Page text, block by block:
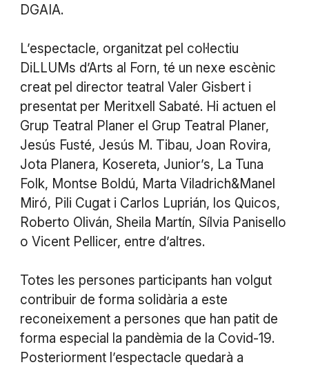
DGAIA.
L’espectacle, organitzat pel col·lectiu
DiLLUMs d’Arts al Forn, té un nexe escènic
creat pel director teatral Valer Gisbert i
presentat per Meritxell Sabaté. Hi actuen el
Grup Teatral Planer el Grup Teatral Planer,
Jesús Fusté, Jesús M. Tibau, Joan Rovira,
Jota Planera, Kosereta, Junior’s, La Tuna
Folk, Montse Boldú, Marta Viladrich&Manel
Miró, Pili Cugat i Carlos Luprián, los Quicos,
Roberto Oliván, Sheila Martín, Sílvia Panisello
o Vicent Pellicer, entre d’altres.
Totes les persones participants han volgut
contribuir de forma solidària a este
reconeixement a persones que han patit de
forma especial la pandèmia de la Covid-19.
Posteriorment l’espectacle quedarà a